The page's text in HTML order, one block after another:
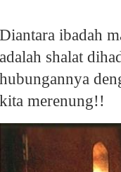
Diantara ibadah
adalah shalat
hubungannya
kita merenung!!